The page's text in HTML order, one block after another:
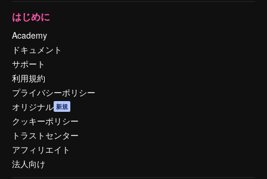
はじめに
Academy
ドキュメント
サポート
利用規約
プライバシーポリシー
オリジナル 新規
クッキーポリシー
トラストセンター
アフィリエイト
法人向け